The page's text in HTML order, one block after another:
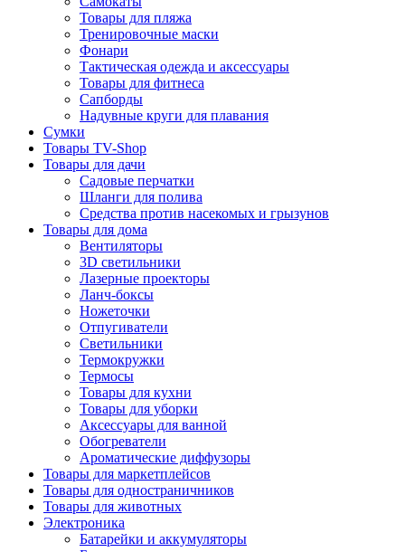
Товары для пляжа
Тренировочные маски
Фонари
Тактическая одежда и аксессуары
Товары для фитнеса
Сапборды
Надувные круги для плавания
Сумки
Товары TV-Shop
Товары для дачи
Садовые перчатки
Шланги для полива
Средства против насекомых и грызунов
Товары для дома
Вентиляторы
3D светильники
Лазерные проекторы
Ланч-боксы
Ножеточки
Отпугиватели
Светильники
Термокружки
Термосы
Товары для кухни
Товары для уборки
Аксессуары для ванной
Обогреватели
Ароматические диффузоры
Товары для маркетплейсов
Товары для одностраничников
Товары для животных
Электроника
Батарейки и аккумуляторы